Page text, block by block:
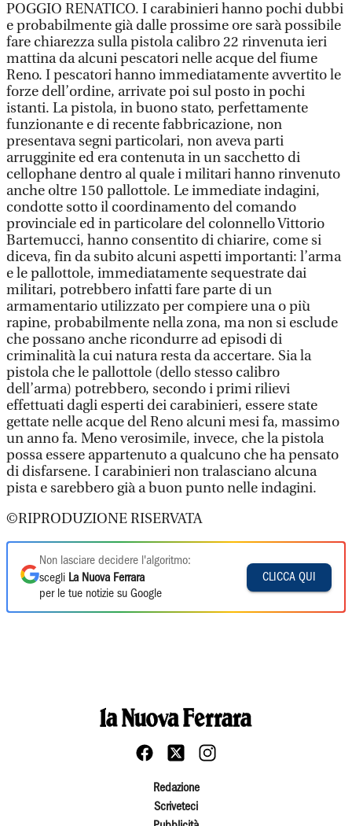
POGGIO RENATICO. I carabinieri hanno pochi dubbi
e probabilmente già dalle prossime ore sarà possibile
fare chiarezza sulla pistola calibro 22 rinvenuta ieri
mattina da alcuni pescatori nelle acque del fiume
Reno. I pescatori hanno immediatamente avvertito le
forze dell’ordine, arrivate poi sul posto in pochi
istanti. La pistola, in buono stato, perfettamente
funzionante e di recente fabbricazione, non
presentava segni particolari, non aveva parti
arrugginite ed era contenuta in un sacchetto di
cellophane dentro al quale i militari hanno rinvenuto
anche oltre 150 pallottole. Le immediate indagini,
condotte sotto il coordinamento del comando
provinciale ed in particolare del colonnello Vittorio
Bartemucci, hanno consentito di chiarire, come si
diceva, fin da subito alcuni aspetti importanti: l’arma
e le pallottole, immediatamente sequestrate dai
militari, potrebbero infatti fare parte di un
armamentario utilizzato per compiere una o più
rapine, probabilmente nella zona, ma non si esclude
che possano anche ricondurre ad episodi di
criminalità la cui natura resta da accertare. Sia la
pistola che le pallottole (dello stesso calibro
dell’arma) potrebbero, secondo i primi rilievi
effettuati dagli esperti dei carabinieri, essere state
gettate nelle acque del Reno alcuni mesi fa, massimo
un anno fa. Meno verosimile, invece, che la pistola
possa essere appartenuto a qualcuno che ha pensato
di disfarsene. I carabinieri non tralasciano alcuna
pista e sarebbero già a buon punto nelle indagini.
©RIPRODUZIONE RISERVATA
Non lasciare decidere l'algoritmo:
scegli La Nuova Ferrara
per le tue notizie su Google
CLICCA QUI
Redazione
Scriveteci